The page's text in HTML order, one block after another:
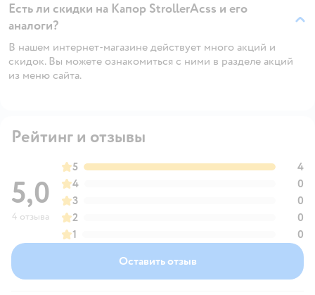
Есть ли скидки на Капор StrollerAcss и его
аналоги?
В нашем интернет-магазине действует много акций и
скидок. Вы можете ознакомиться с ними в разделе акций
из меню сайта.
Рейтинг и отзывы
5,0
4 отзыва
5
4
4
0
3
0
2
0
1
0
Оставить отзыв